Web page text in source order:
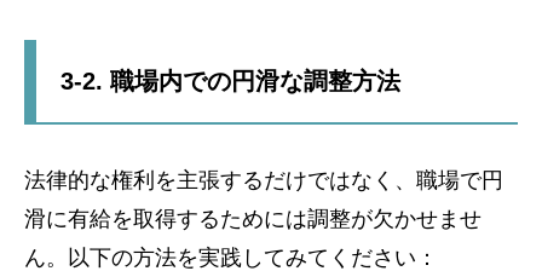
3-2. 職場内での円滑な調整方法
法律的な権利を主張するだけではなく、職場で円
滑に有給を取得するためには調整が欠かせませ
ん。以下の方法を実践してみてください：